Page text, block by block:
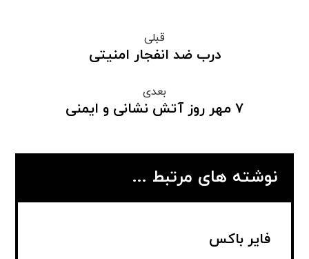
قبلی
درب ضد انفجار امنیتی
بعدی
۷ مهر روز آتش نشانی و ایمنی
نوشته های مرتبط ...
فایر باکس